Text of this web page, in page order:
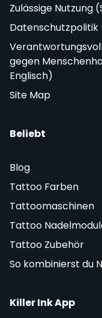
Zulässige Nutzung
Datenschutzpolitik
gegen
Englisch)
Site Map
Beliebt
Blog
Tattoo Farben
Tattoomaschinen
Tattoo
Tattoo Zubehör
So kombinierst du
Killer Ink App